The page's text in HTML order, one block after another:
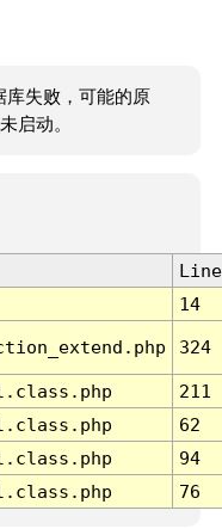
库失败，可能的原
启动。
Line
14
324
211
62
94
76